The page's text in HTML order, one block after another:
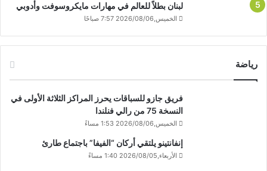
لبنان بطلاً للعالم في مهارات مايكروسوفت وأدوبي
الخميس,2026/08/06 7:57 صباحًا
رياضة
فريق جازو للسباقات يحرز المراكز الثلاثة الأولى في
النسخة 75 من رالي فنلندا
الخميس,2026/08/06 1:53 مساءً
إنفانتينو يلتقي أركان “الفيفا” باجتماع طارئ
الأربعاء,2026/08/05 1:40 مساءً